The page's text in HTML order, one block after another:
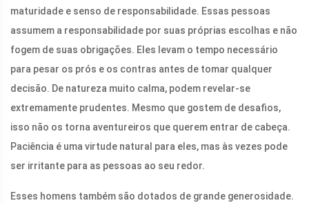
maturidade e senso de responsabilidade. Essas pessoas
assumem a responsabilidade por suas próprias escolhas e não
fogem de suas obrigações. Eles levam o tempo necessário
para pesar os prós e os contras antes de tomar qualquer
decisão. De natureza muito calma, podem revelar-se
extremamente prudentes. Mesmo que gostem de desafios,
isso não os torna aventureiros que querem entrar de cabeça.
Paciência é uma virtude natural para eles, mas às vezes pode
ser irritante para as pessoas ao seu redor.
Esses homens também são dotados de grande generosidade.